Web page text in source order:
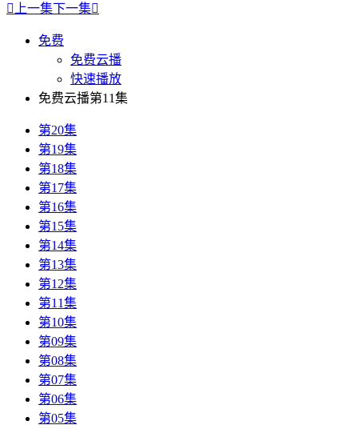
 上一集下一集
免费
免费云播
快速播放
免费云播第11集
第20集
第19集
第18集
第17集
第16集
第15集
第14集
第13集
第12集
第11集
第10集
第09集
第08集
第07集
第06集
第05集